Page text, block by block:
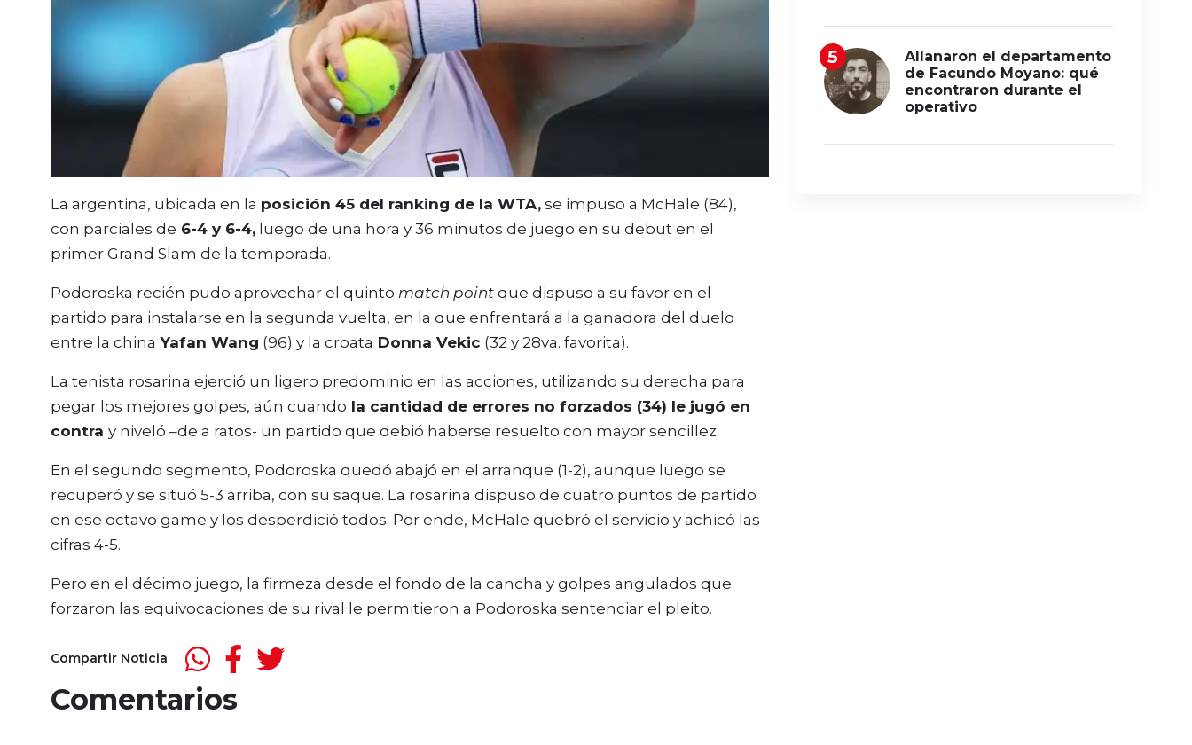
La argentina, ubicada en la posición 45 del ranking de la WTA, se impuso a McHale (84),
con parciales de 6-4 y 6-4, luego de una hora y 36 minutos de juego en su debut en el
primer Grand Slam de la temporada.
Podoroska recién pudo aprovechar el quinto match point que dispuso a su favor en el
partido para instalarse en la segunda vuelta, en la que enfrentará a la ganadora del duelo
entre la china Yafan Wang (96) y la croata Donna Vekic (32 y 28va. favorita).
La tenista rosarina ejerció un ligero predominio en las acciones, utilizando su derecha para
pegar los mejores golpes, aún cuando la cantidad de errores no forzados (34) le jugó en
contra y niveló –de a ratos- un partido que debió haberse resuelto con mayor sencillez.
En el segundo segmento, Podoroska quedó abajó en el arranque (1-2), aunque luego se
recuperó y se situó 5-3 arriba, con su saque. La rosarina dispuso de cuatro puntos de partido
en ese octavo game y los desperdició todos. Por ende, McHale quebró el servicio y achicó las
cifras 4-5.
Pero en el décimo juego, la firmeza desde el fondo de la cancha y golpes angulados que
forzaron las equivocaciones de su rival le permitieron a Podoroska sentenciar el pleito.
Compartir Noticia
Comentarios
Allanaron el departamento
de Facundo Moyano: qué
encontraron durante el
operativo